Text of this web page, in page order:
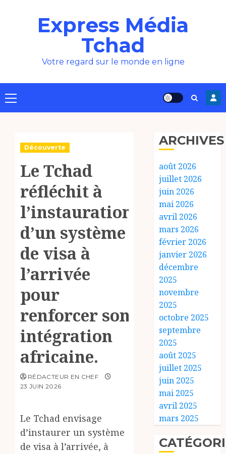
Express Média
Tchad
Votre regard sur le monde en ligne
Menu
principal
Découverte
Le Tchad
réfléchit à
l’instauration
d’un système
de visa à
l’arrivée
pour
renforcer son
intégration
africaine.
RÉDACTEUR EN CHEF
23 JUIN 2026
Le Tchad envisage
d’instaurer un système
de visa à l’arrivée, à
ARCHIVES
août 2026
juillet 2026
juin 2026
mai 2026
avril 2026
mars 2026
février 2026
janvier 2026
décembre
2025
novembre
2025
octobre 2025
septembre
2025
août 2025
juillet 2025
juin 2025
mai 2025
avril 2025
mars 2025